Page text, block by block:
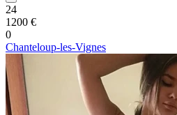
24
1200 €
0
Chanteloup-les-Vignes